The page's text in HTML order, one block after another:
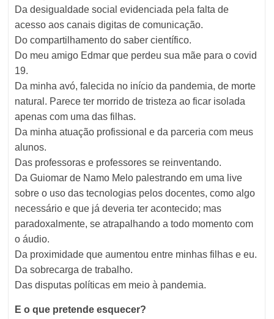
Da desigualdade social evidenciada pela falta de
acesso aos canais digitas de comunicação.
Do compartilhamento do saber científico.
Do meu amigo Edmar que perdeu sua mãe para o covid
19.
Da minha avó, falecida no início da pandemia, de morte
natural. Parece ter morrido de tristeza ao ficar isolada
apenas com uma das filhas.
Da minha atuação profissional e da parceria com meus
alunos.
Das professoras e professores se reinventando.
Da Guiomar de Namo Melo palestrando em uma live
sobre o uso das tecnologias pelos docentes, como algo
necessário e que já deveria ter acontecido; mas
paradoxalmente, se atrapalhando a todo momento com
o áudio.
Da proximidade que aumentou entre minhas filhas e eu.
Da sobrecarga de trabalho.
Das disputas políticas em meio à pandemia.
E o que pretende esquecer?